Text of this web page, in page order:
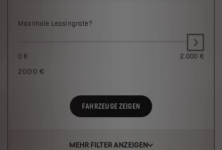
Maximale Leasingrate?
0 € 2.000 €
2000 €
FAHRZEUGE ZEIGEN
MEHR FILTER ANZEIGEN